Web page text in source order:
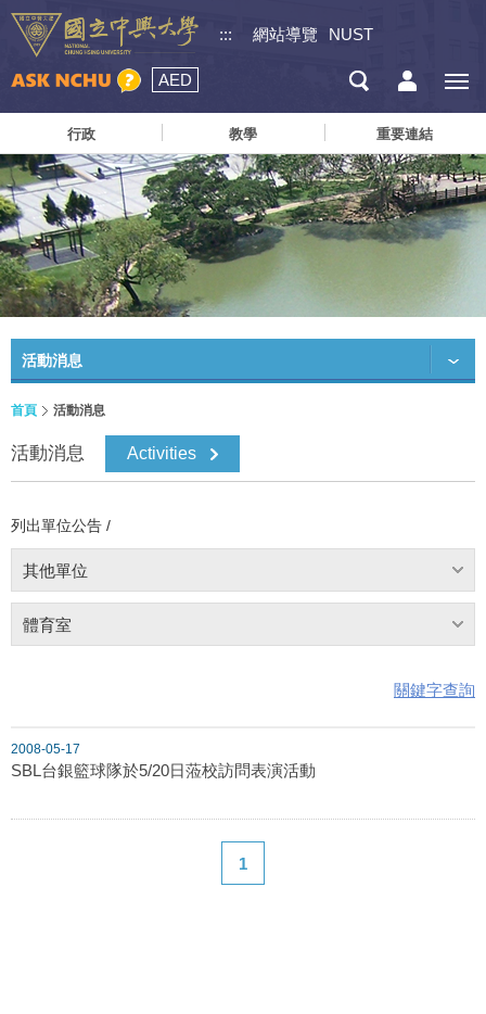
::: 網站導覽 NUST
AED
行政 教學 重要連結
活動消息
首頁 活動消息
活動消息 Activities
列出單位公告 /
其他單位
體育室
關鍵字查詢
2008-05-17
SBL台銀籃球隊於5/20日蒞校訪問表演活動
1